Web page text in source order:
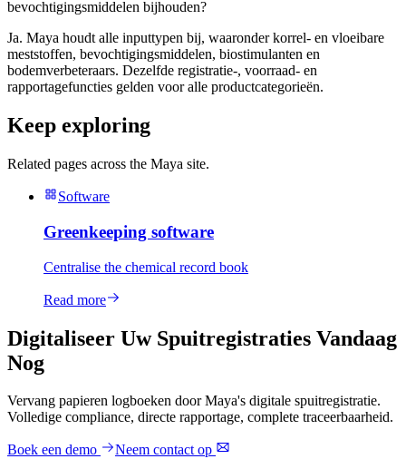
bevochtigingsmiddelen bijhouden?
Ja. Maya houdt alle inputtypen bij, waaronder korrel- en vloeibare
meststoffen, bevochtigingsmiddelen, biostimulanten en
bodemverbeteraars. Dezelfde registratie-, voorraad- en
rapportagefuncties gelden voor alle productcategorieën.
Keep exploring
Related pages across the Maya site.
Software
Greenkeeping software
Centralise the chemical record book
Read more
Digitaliseer Uw Spuitregistraties Vandaag
Nog
Vervang papieren logboeken door Maya's digitale spuitregistratie.
Volledige compliance, directe rapportage, complete traceerbaarheid.
Boek een demo
Neem contact op